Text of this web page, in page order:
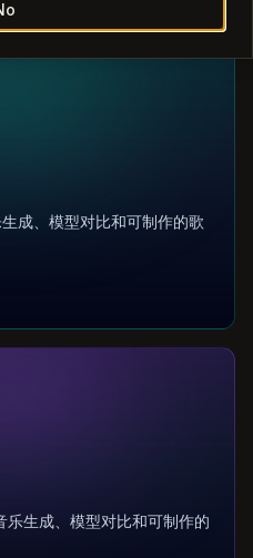
成、模型对比和可制作的歌
生成、模型对比和可制作的